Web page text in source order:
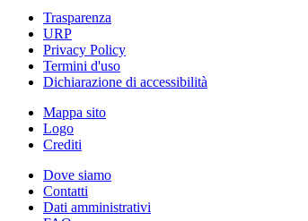
Trasparenza
URP
Privacy Policy
Termini d'uso
Dichiarazione di accessibilità
Mappa sito
Logo
Crediti
Dove siamo
Contatti
Dati amministrativi